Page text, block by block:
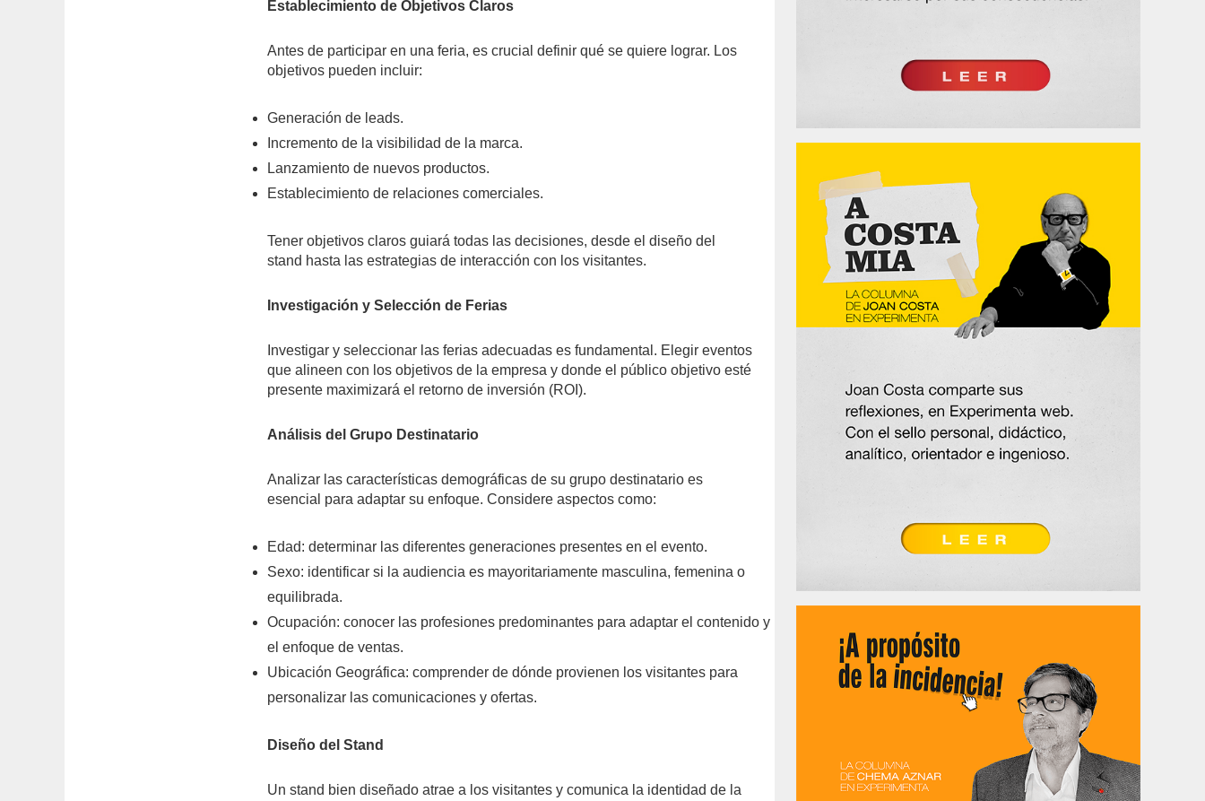
Establecimiento de Objetivos Claros
Antes de participar en una feria, es crucial definir qué se quiere lograr. Los
objetivos pueden incluir:
Generación de leads.
Incremento de la visibilidad de la marca.
Lanzamiento de nuevos productos.
Establecimiento de relaciones comerciales.
Tener objetivos claros guiará todas las decisiones, desde el diseño del
stand hasta las estrategias de interacción con los visitantes.
Investigación y Selección de Ferias
Investigar y seleccionar las ferias adecuadas es fundamental. Elegir eventos
que alineen con los objetivos de la empresa y donde el público objetivo esté
presente maximizará el retorno de inversión (ROI).
Análisis del Grupo Destinatario
Analizar las características demográficas de su grupo destinatario es
esencial para adaptar su enfoque. Considere aspectos como:
Edad: determinar las diferentes generaciones presentes en el evento.
Sexo: identificar si la audiencia es mayoritariamente masculina, femenina o
equilibrada.
Ocupación: conocer las profesiones predominantes para adaptar el contenido y
el enfoque de ventas.
Ubicación Geográfica: comprender de dónde provienen los visitantes para
personalizar las comunicaciones y ofertas.
Diseño del Stand
Un stand bien diseñado atrae a los visitantes y comunica la identidad de la